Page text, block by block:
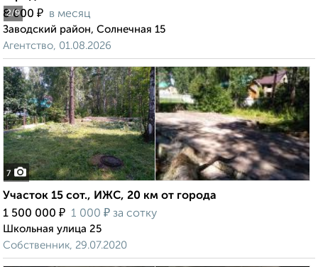
2/9
8 000 ₽ в месяц
Заводский район, Солнечная 15
Агентство, 01.08.2026
7
Участок 15 сот., ИЖС, 20 км от города
1 500 000 ₽ 1 000 ₽ за сотку
Школьная улица 25
Собственник, 29.07.2020